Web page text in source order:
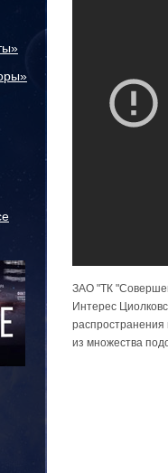
ЗАО "ТК
Интерес
распространения
из множества